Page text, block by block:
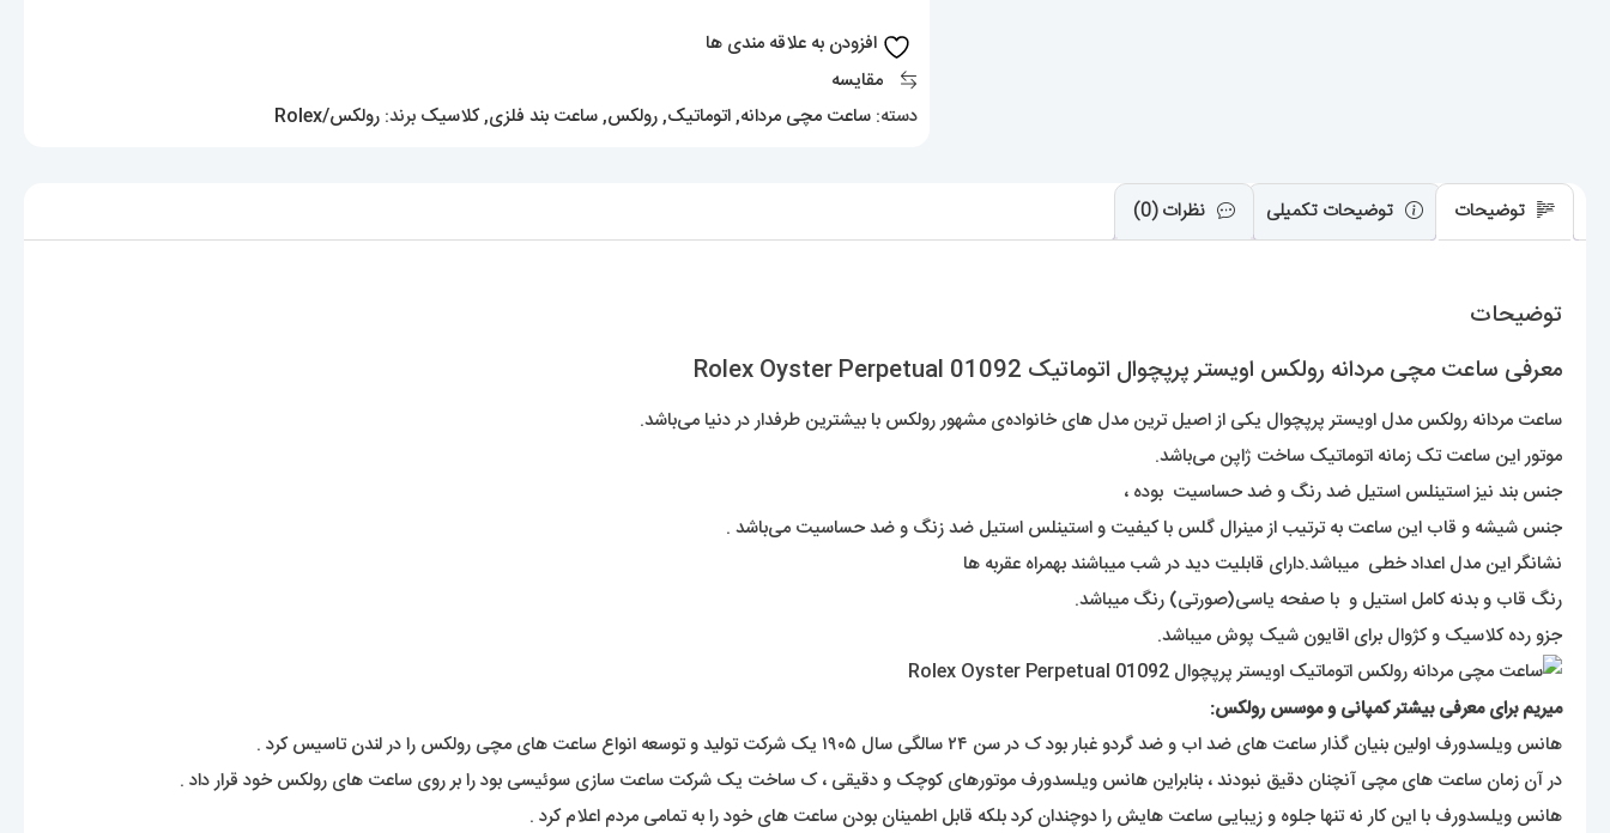
اتوماتیک
01092
افزودن به علاقه مندی ها
مقایسه
دسته: ساعت مچی مردانه,اتوماتیک,رولکس,ساعت بند فلزی,کلاسیک برند: رولکس/Rolex
توضیحات توضیحات تکمیلی نظرات (0)
توضیحات
معرفی ساعت مچی مردانه رولکس اویستر پرپچوال اتوماتیک 01092 Rolex Oyster Perpetual
ساعت مردانه رولکس مدل اویستر پرپچوال یکی از اصیل ترین مدل های خانواده‌ی مشهور رولکس با بیشترین طرفدار در دنیا می‌باشد.
موتور این ساعت تک زمانه اتوماتیک ساخت ژاپن می‌باشد.
جنس بند نیز استینلس استیل ضد رنگ و ضد حساسیت بوده ،
جنس شیشه و قاب این ساعت به ترتیب از مینرال گلس با کیفیت و استینلس استیل ضد زنگ و ضد حساسیت می‌باشد .
نشانگر این مدل اعداد خطی میباشد.دارای قابلیت دید در شب میباشند بهمراه عقربه ها
رنگ قاب و بدنه کامل استیل و با صفحه یاسی(صورتی) رنگ میباشد.
جزو رده کلاسیک و کژوال برای اقایون شیک پوش میباشد.
میریم برای معرفی بیشتر کمپانی و موسس رولکس:
هانس ویلسدورف اولین بنیان گذار ساعت های ضد اب و ضد گردو غبار بود ک در سن ۲۴ سالگی سال ۱۹۰۵ یک شرکت تولید و توسعه انواع ساعت های مچی رولکس را در لندن تاسیس کرد .
در آن زمان ساعت های مچی آنچنان دقیق نبودند ، بنابراین هانس ویلسدورف موتورهای کوچک و دقیقی ، ک ساخت یک شرکت ساعت سازی سوئیسی بود را بر روی ساعت های رولکس خود قرار داد .
هانس ویلسدورف با این کار نه تنها جلوه و زیبایی ساعت هایش را دوچندان کرد بلکه قابل اطمینان بودن ساعت های خود را به تمامی مردم اعلام کرد .